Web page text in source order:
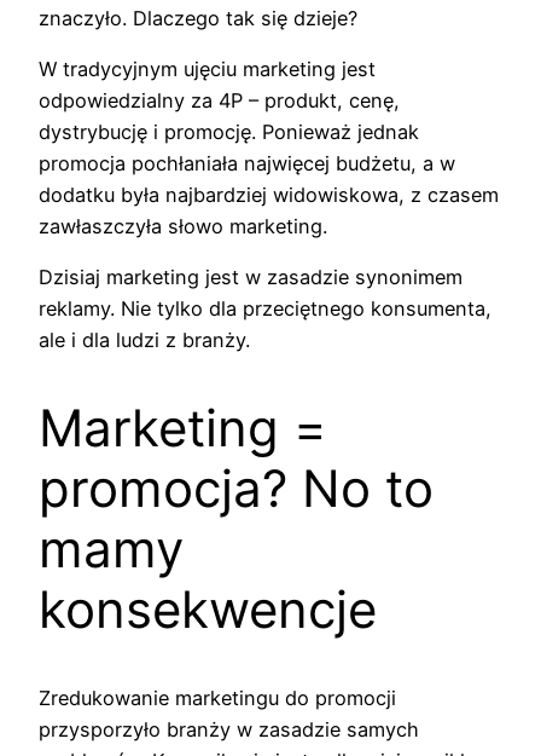
znaczyło. Dlaczego tak się dzieje?
W tradycyjnym ujęciu marketing jest
odpowiedzialny za 4P – produkt, cenę,
dystrybucję i promocję. Ponieważ jednak
promocja pochłaniała najwięcej budżetu, a w
dodatku była najbardziej widowiskowa, z czasem
zawłaszczyła słowo marketing.
Dzisiaj marketing jest w zasadzie synonimem
reklamy. Nie tylko dla przeciętnego konsumenta,
ale i dla ludzi z branży.
Marketing =
promocja? No to
mamy
konsekwencje
Zredukowanie marketingu do promocji
przysporzyło branży w zasadzie samych